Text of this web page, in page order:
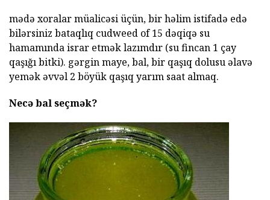
mədə xoralar müalicəsi üçün, bir həlim istifadə edə
bilərsiniz bataqlıq cudweed of 15 dəqiqə su
hamamında israr etmək lazımdır (su fincan 1 çay
qaşığı bitki). gərgin maye, bal, bir qaşıq dolusu əlavə
yemək əvvəl 2 böyük qaşıq yarım saat almaq.
Necə bal seçmək?